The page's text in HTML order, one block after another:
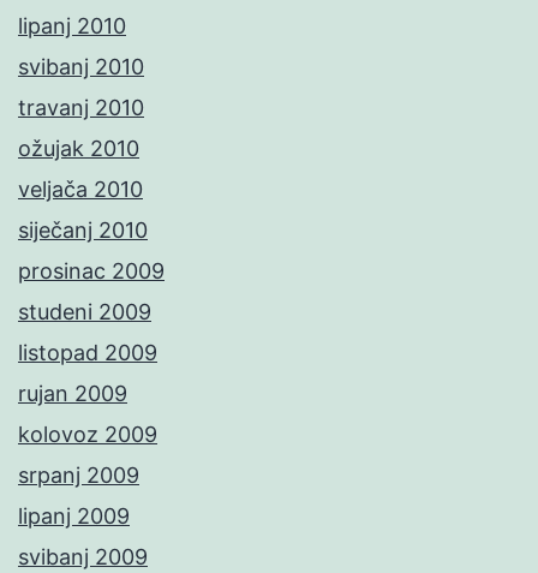
lipanj 2010
svibanj 2010
travanj 2010
ožujak 2010
veljača 2010
siječanj 2010
prosinac 2009
studeni 2009
listopad 2009
rujan 2009
kolovoz 2009
srpanj 2009
lipanj 2009
svibanj 2009